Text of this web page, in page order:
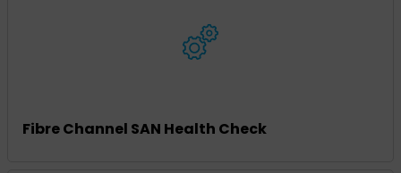
Fibre Channel SAN Health Check